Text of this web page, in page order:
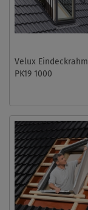
Velux
PK19 1000